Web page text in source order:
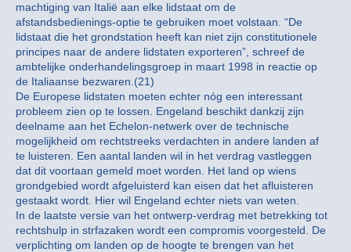
machtiging van Italië aan elke lidstaat om de
afstandsbedienings-optie te gebruiken moet volstaan. “De
lidstaat die het grondstation heeft kan niet zijn constitutionele
principes naar de andere lidstaten exporteren”, schreef de
ambtelijke onderhandelingsgroep in maart 1998 in reactie op
de Italiaanse bezwaren.(21)
De Europese lidstaten moeten echter nóg een interessant
probleem zien op te lossen. Engeland beschikt dankzij zijn
deelname aan het Echelon-netwerk over de technische
mogelijkheid om rechtstreeks verdachten in andere landen af
te luisteren. Een aantal landen wil in het verdrag vastleggen
dat dit voortaan gemeld moet worden. Het land op wiens
grondgebied wordt afgeluisterd kan eisen dat het afluisteren
gestaakt wordt. Hier wil Engeland echter niets van weten.
In de laatste versie van het ontwerp-verdrag met betrekking tot
rechtshulp in strfazaken wordt een compromis voorgesteld. De
verplichting om landen op de hoogte te brengen van het